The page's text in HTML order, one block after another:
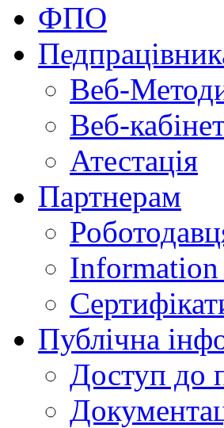
ФПО
Веб-
Веб-
Атестація
Партнерам
Публічна
Доступ до